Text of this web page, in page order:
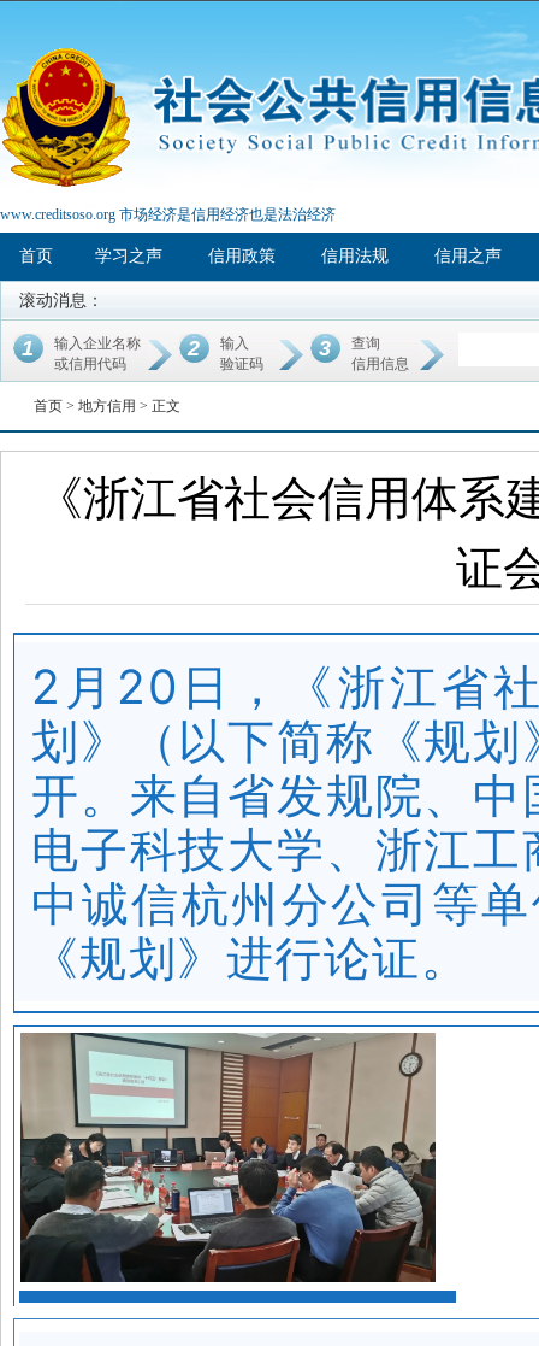
www.creditsoso.org 市场经济是信用经济也是法治经济
首页 学习之声 信用政策 信用法规 信用之声
滚动消息：
1
输入企业名称
或信用代码
2
输入
验证码
3
查询
信用信息
首页 > 地方信用 > 正文
《浙江省社会信用体系
证
2月20日，《浙江省
划》（以下简称《规
开。来自省发规院、
电子科技大学、浙江
中诚信杭州分公司等
《规划》进行论证。